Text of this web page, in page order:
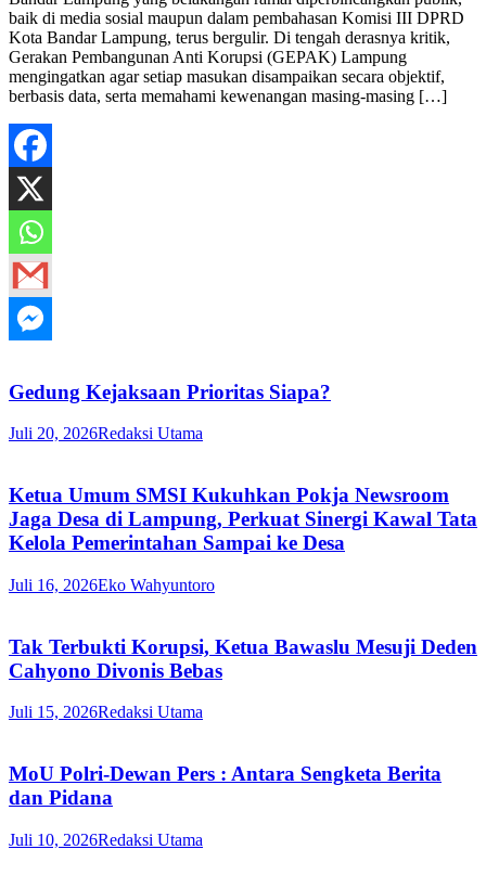
baik di media sosial maupun dalam pembahasan Komisi III DPRD
Kota Bandar Lampung, terus bergulir. Di tengah derasnya kritik,
Gerakan Pembangunan Anti Korupsi (GEPAK) Lampung
mengingatkan agar setiap masukan disampaikan secara objektif,
berbasis data, serta memahami kewenangan masing-masing […]
Gedung Kejaksaan Prioritas Siapa?
Juli 20, 2026Redaksi Utama
Ketua Umum SMSI Kukuhkan Pokja Newsroom
Jaga Desa di Lampung, Perkuat Sinergi Kawal Tata
Kelola Pemerintahan Sampai ke Desa
Juli 16, 2026Eko Wahyuntoro
Tak Terbukti Korupsi, Ketua Bawaslu Mesuji Deden
Cahyono Divonis Bebas
Juli 15, 2026Redaksi Utama
MoU Polri-Dewan Pers : Antara Sengketa Berita
dan Pidana
Juli 10, 2026Redaksi Utama